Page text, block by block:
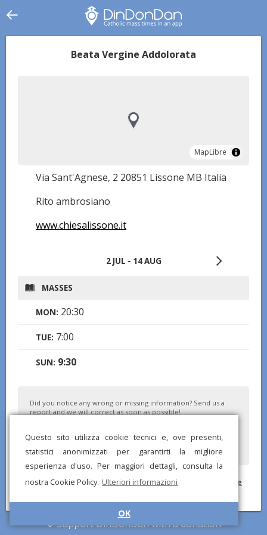
Questo sito utilizza cookie tecnici e, ove presenti,
statistici anonimizzati per garantirti la migliore
esperienza d'uso. Per maggiori dettagli, consulta la
nostra Cookie Policy. Ulteriori informazioni
OK
Beata Vergine Addolorata
MapLibre
MapLibre
Via Sant'Agnese, 2 20851 Lissone MB Italia
Rito ambrosiano
www.chiesalissone.it
2 JUL - 14 AUG
MASSES
MON: 20:30
TUE: 7:00
SUN: 9:30
Did you notice any wrong or missing information? Send us a
report and we will correct as soon as possible!
© DinDonDan App 2026 –Privacy Policy–Add to your website
Support DinDonDan with a donation